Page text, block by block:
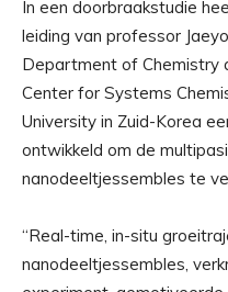
In een doorbraakstudie
leiding van professor
Department of Chemistry
Center for Systems
University in Zuid-Korea
ontwikkeld om de
nanodeeltjessembles te
“Real-time, in-situ
nanodeeltjessembles,